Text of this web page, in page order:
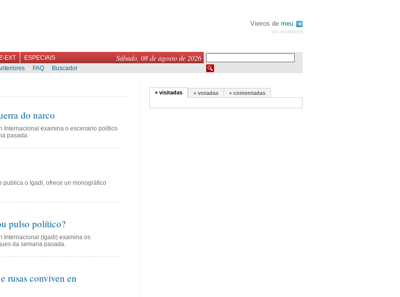
Vieiros de meu
(ou rexistrate)
Sábado, 08 de agosto de 2026
EXT
ESPECIAIS
FAQ Buscador
do narco
Internacional examina o escenario político
pasada.
publica o Igadi, ofrece un monográfico
pulso político?
Internacional (Igadi) examina os
da semana pasada.
rusas conviven en
+ visitadas + votadas + comentadas